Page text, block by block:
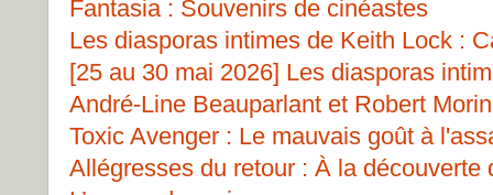
Fantasia : Souvenirs de cinéastes
Les diasporas intimes de Keith Lock :
[25 au 30 mai 2026] Les diasporas
André-Line Beauparlant et Robert
Toxic Avenger : Le mauvais goût à
Allégresses du retour : À la